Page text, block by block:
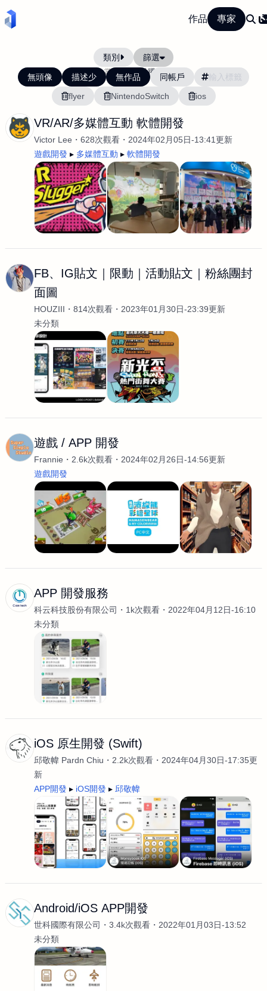
作品 專家
類別 篩選
當前排序: 活躍度
無頭像 描述少 無作品
同帳戶
flyer
NintendoSwitch ios
VR/AR/多媒體互動 軟體開發
Victor Lee 628次觀看
2024年02月05日-13:41更新
遊戲開發
多媒體互動 軟體開發
FB、IG貼文｜限動｜活動貼文｜粉絲團封
面圖
HOUZIII 814次觀看
2023年01月30日-23:39更新
未分類
遊戲 / APP 開發
Frannie 2.6k次觀看
2024年02月26日-14:56更新
遊戲開發
APP 開發服務
科云科技股份有限公司 1k次觀看
2022年04月12日-16:10
未分類
iOS 原生開發 (Swift)
邱敬幃 Pardn Chiu 2.2k次觀看
2024年04月30日-17:35更
新
APP開發
iOS開發 邱敬幃
Android/iOS APP開發
世科國際有限公司 3.4k次觀看
2022年01月03日-13:52
未分類